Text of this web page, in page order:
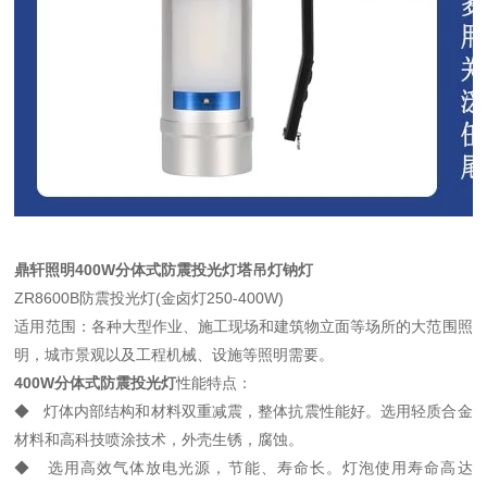
鼎轩照明400W分体式防震投光灯塔吊灯钠灯
ZR8600B防震投光灯(金卤灯250-400W)
适用范围：各种大型作业、施工现场和建筑物立面等场所的大范围照
明，城市景观以及工程机械、设施等照明需要。
400W分体式防震投光灯性能特点：
◆ 灯体内部结构和材料双重减震，整体抗震性能好。选用轻质合金
材料和高科技喷涂技术，外壳生锈，腐蚀。
◆ 选用高效气体放电光源，节能、寿命长。灯泡使用寿命高达